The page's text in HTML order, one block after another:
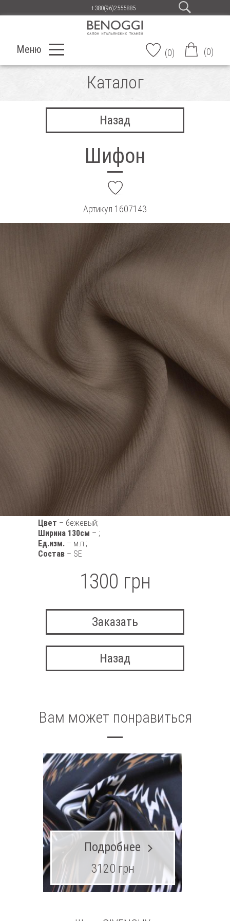
+380(96)2555885
Меню (0) (0)
Каталог
Назад
Шифон
Артикул 1607143
Цвет – бежевый;
Ширина 130см – ;
Ед.изм. – м.п.;
Состав – SE
1300 грн
Заказать
Назад
Вам может понравиться
Подробнее
3120 грн